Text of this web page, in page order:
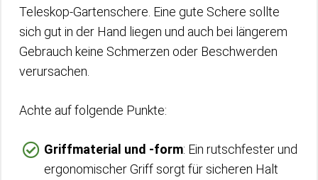
Teleskop-Gartenschere. Eine gute Schere sollte
sich gut in der Hand liegen und auch bei längerem
Gebrauch keine Schmerzen oder Beschwerden
verursachen.
Achte auf folgende Punkte:
Griffmaterial und -form: Ein rutschfester und
ergonomischer Griff sorgt für sicheren Halt